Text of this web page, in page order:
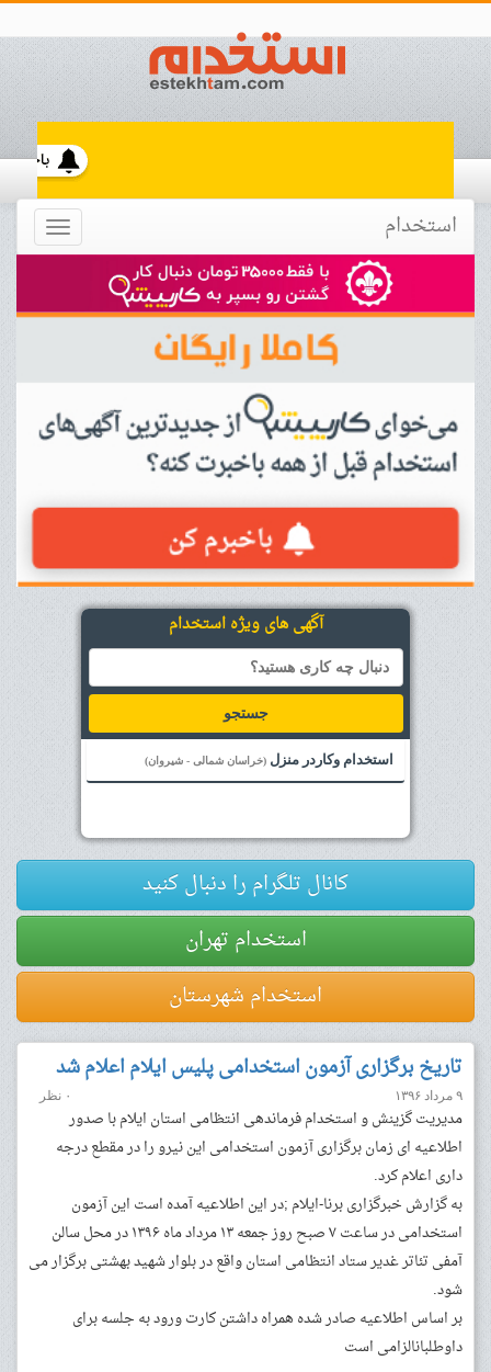
Toggle استخدام
آگهی های ویژه استخدام
جستجو
استخدام وکاردر منزل (خراسان شمالی - شیروان)
کانال تلگرام را دنبال کنید
استخدام تهران
استخدام شهرستان
تاریخ برگزاری آزمون استخدامی پلیس ایلام اعلام شد
۹ مرداد ۱۳۹۶ ۰ نظر
مدیریت گزینش و استخدام فرماندهی انتظامی استان ایلام با صدور
اطلاعیه ای زمان برگزاری آزمون استخدامی این نیرو را در مقطع درجه
داری اعلام کرد.
به گزارش خبرگزاری برنا-ایلام ;در این اطلاعیه آمده است این آزمون
استخدامی در ساعت ۷ صبح روز جمعه ۱۳ مرداد ماه ۱۳۹۶ در محل سالن
آمفی تئاتر غدیر ستاد انتظامی استان واقع در بلوار شهید بهشتی برگزار می
شود.
بر اساس اطلاعیه صادر شده همراه داشتن کارت ورود به جلسه برای
داوطلبانالزامی است